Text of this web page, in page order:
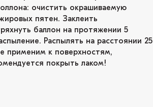
очистить окрашиваемую
пятен. Заклеить
баллон на протяжении 5
Распылять на расстоянии 25
применим к поверхностям,
покрыть лаком!